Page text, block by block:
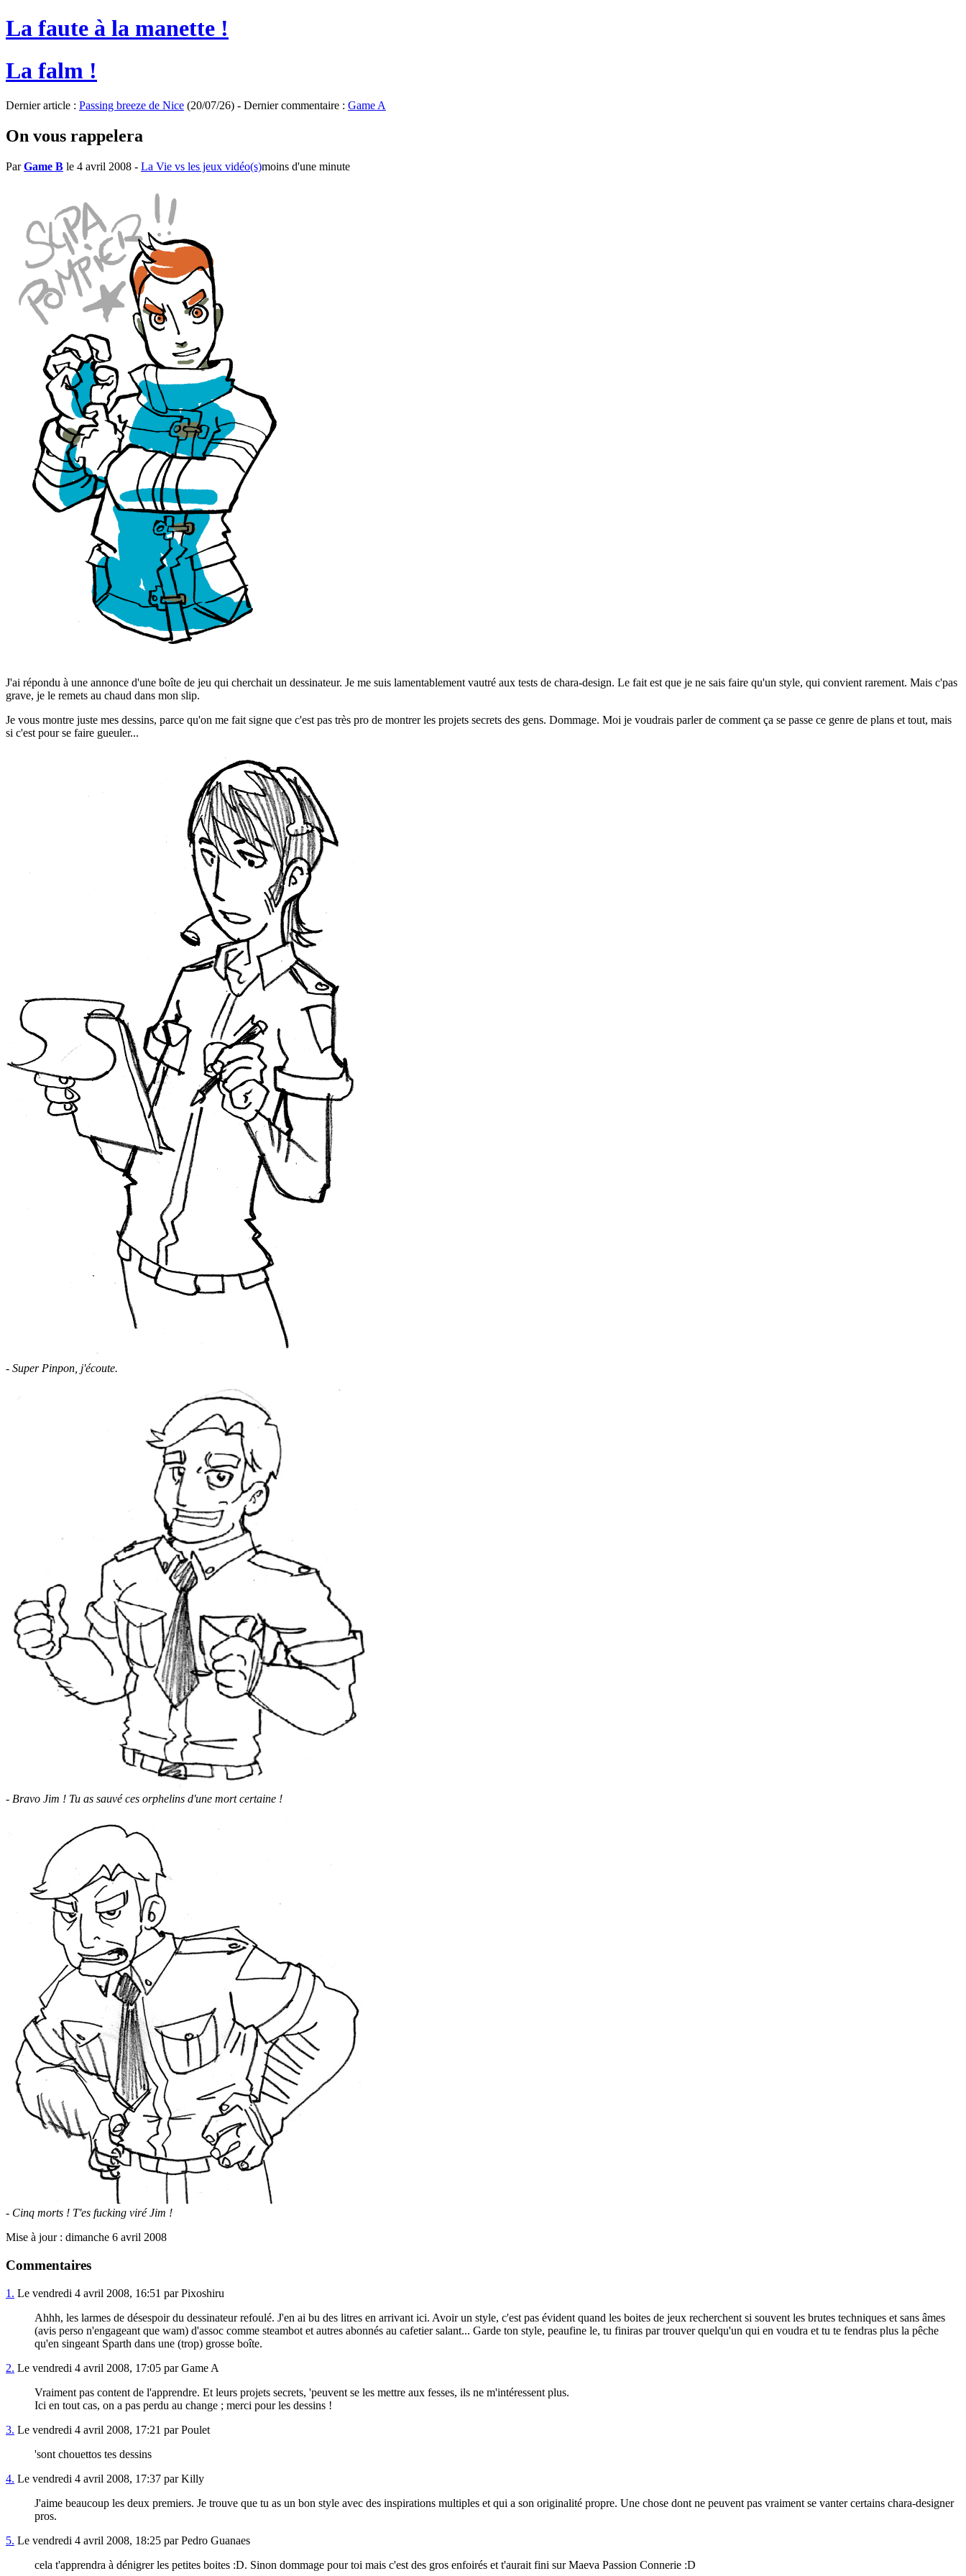
La faute à la manette !
La falm !
Dernier article : Passing breeze de Nice (20/07/26) - Dernier commentaire : Game A
On vous rappelera
ParGame B le 4 avril 2008 - La Vie vs les jeux vidéo(s)moins d'une minute
J'ai répondu à une annonce d'une boîte de jeu qui cherchait un dessinateur. Je me suis lamentablement vautré aux tests de chara-design. Le fait est que je ne sais faire qu'un style, qui convient rarement. Mais c'pas
grave, je le remets au chaud dans mon slip.
Je vous montre juste mes dessins, parce qu'on me fait signe que c'est pas très pro de montrer les projets secrets des gens. Dommage. Moi je voudrais parler de comment ça se passe ce genre de plans et tout, mais
si c'est pour se faire gueuler...
- Super Pinpon, j'écoute.
- Bravo Jim ! Tu as sauvé ces orphelins d'une mort certaine !
- Cinq morts ! T'es fucking viré Jim !
Mise à jour : dimanche 6 avril 2008
Commentaires
1. Le vendredi 4 avril 2008, 16:51 par Pixoshiru
Ahhh, les larmes de désespoir du dessinateur refoulé. J'en ai bu des litres en arrivant ici. Avoir un style, c'est pas évident quand les boites de jeux recherchent si souvent les brutes techniques et sans âmes
(avis perso n'engageant que wam) d'assoc comme steambot et autres abonnés au cafetier salant... Garde ton style, peaufine le, tu finiras par trouver quelqu'un qui en voudra et tu te fendras plus la pêche
qu'en singeant Sparth dans une (trop) grosse boîte.
2. Le vendredi 4 avril 2008, 17:05 par Game A
Vraiment pas content de l'apprendre. Et leurs projets secrets, 'peuvent se les mettre aux fesses, ils ne m'intéressent plus.
Ici en tout cas, on a pas perdu au change ; merci pour les dessins !
3. Le vendredi 4 avril 2008, 17:21 par Poulet
'sont chouettos tes dessins
4. Le vendredi 4 avril 2008, 17:37 par Killy
J'aime beaucoup les deux premiers. Je trouve que tu as un bon style avec des inspirations multiples et qui a son originalité propre. Une chose dont ne peuvent pas vraiment se vanter certains chara-designer
pros.
5. Le vendredi 4 avril 2008, 18:25 par Pedro Guanaes
cela t'apprendra à dénigrer les petites boites :D. Sinon dommage pour toi mais c'est des gros enfoirés et t'aurait fini sur Maeva Passion Connerie :D